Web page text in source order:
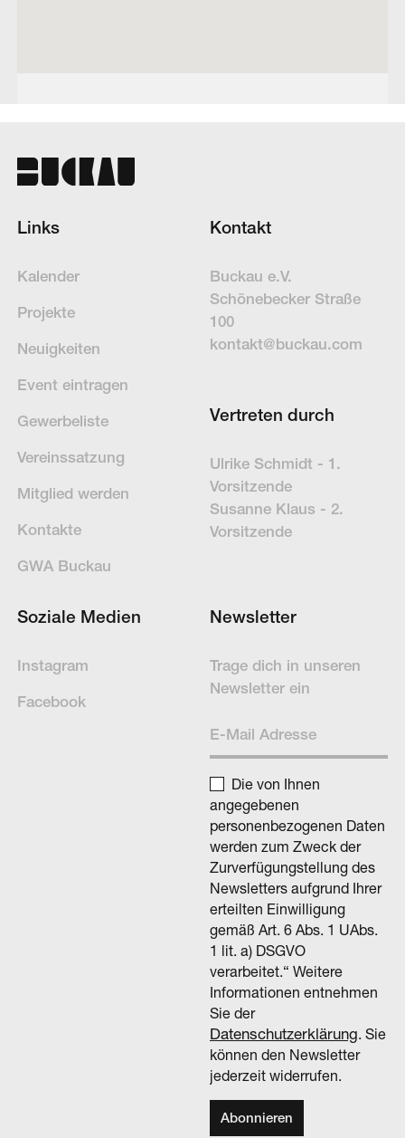
Links
Kalender
Projekte
Neuigkeiten
Event eintragen
Gewerbeliste
Vereinssatzung
Mitglied werden
Kontakte
GWA Buckau
Kontakt
Buckau e.V.
Schöne­becker Straße
100
kontakt@buckau.com
Newsletter
Trage dich in un­se­ren
News­letter ein
Die von Ihnen
angegebenen
personenbezogenen Daten
werden zum Zweck der
Zurverfügungstellung des
Newsletters aufgrund Ihrer
erteilten Einwilligung
gemäß Art. 6 Abs. 1 UAbs.
1 lit. a) DSGVO
verarbeitet.“ Weitere
Informationen entnehmen
Sie der
Datenschutzerklärung . Sie
können den Newsletter
jederzeit widerrufen.
Vertreten durch
Ulrike Schmidt - 1.
Vorsitzende
Susanne Klaus - 2.
Vorsitzende
Soziale Medien
Instagram
Facebook